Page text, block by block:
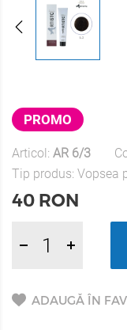
PROMO
Articol: AR 6/3
Tip produs: Vopsea
40 RON
ADAUGĂ ÎN